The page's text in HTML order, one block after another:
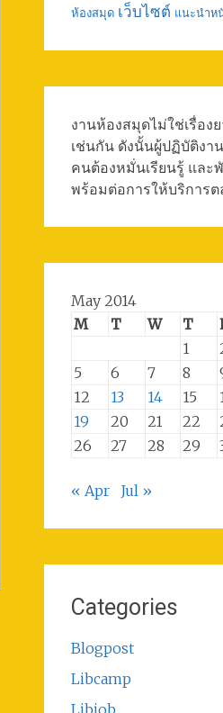
ห้องสมุด เว็บไซต์ แนะนำห
งานห้องสมุดไม่ใช่เรื่อง
เช่นกัน ดังนั้นผู้ปฏิบัติงา
คนต้องหมั่นเรียนรู้ และ
พร้อมต่อการให้บริการต
May 2014
M
T W T
1
5
6 7 8
12
13 14 15
19
20 21 22
26
27 28 29
« Apr Jul »
Categories
Blogpost
Libcamp
Libjob